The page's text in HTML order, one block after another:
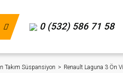
0 (532) 586 71 58
Takım Süspansiyon Renault Laguna 3 Ön